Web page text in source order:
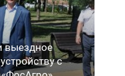
выездное
с